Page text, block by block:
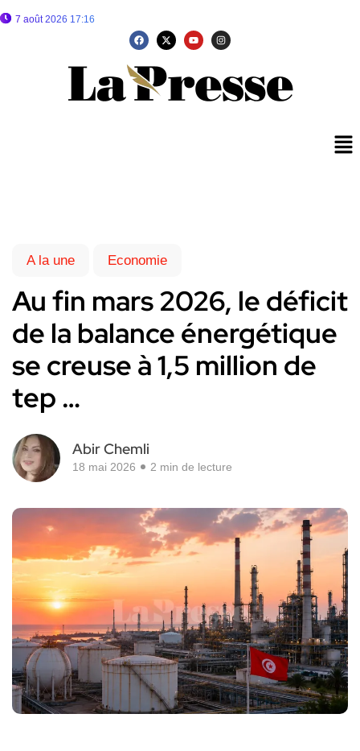
7 août 2026 17:16
A la une Economie
Au fin mars 2026, le déficit
de la balance énergétique
se creuse à 1,5 million de
tep …
Abir Chemli
18 mai 2026 2 min de lecture